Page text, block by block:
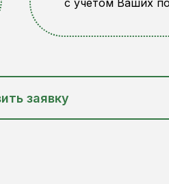
заявку
с учетом Ваших